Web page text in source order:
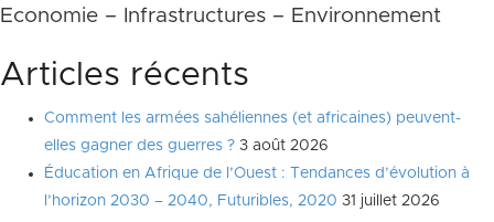
Economie – Infrastructures – Environnement
Articles récents
Comment les armées sahéliennes (et africaines) peuvent-
elles gagner des guerres ? 3 août 2026
Éducation en Afrique de l’Ouest : Tendances d’évolution à
l’horizon 2030 – 2040, Futuribles, 2020 31 juillet 2026